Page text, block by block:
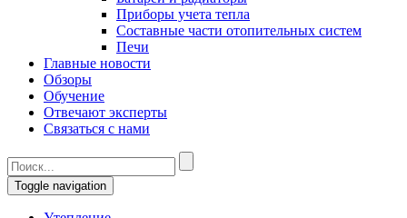
Приборы учета тепла
Составные части отопительных систем
Печи
Главные новости
Обзоры
Обучение
Отвечают эксперты
Связаться с нами
Toggle navigation